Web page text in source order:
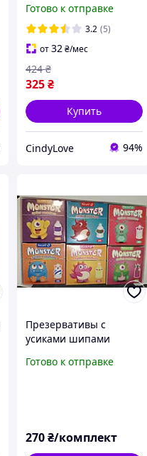
шипами
разнообразные
необычные
дополнительная
стимуляция
Готово к отправке
3.2 (5)
от32 ₴/мес
325 ₴
424 ₴
Купить
CindyLove 94%
Презервативы с
усиками шипами
Monster Recare 10 штук
Готово к отправке
270 ₴/комплект